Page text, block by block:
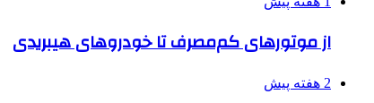
از موتورهای کم‌مصرف تا خودروهای هیبریدی
2 هفته پیش